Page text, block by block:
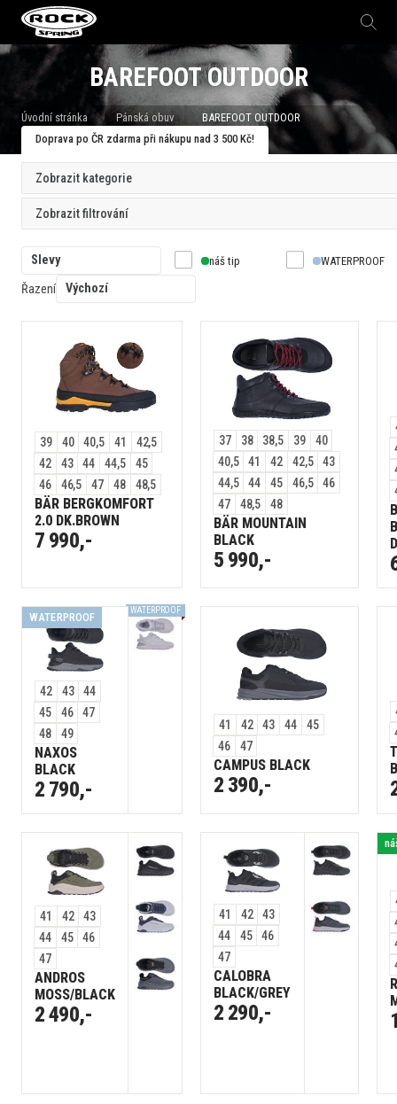
BAREFOOT OUTDOOR
Úvodní stránka Pánská obuv
BAREFOOT OUTDOOR
Doprava po ČR zdarma při nákupu nad 3 500 Kč!
Slevy náš tip WATERPROOF
Řazení Výchozí
39 40 40,5 41
42,5
42
43 44 44,5
45
46
46,5 47 48 48,5
BÄR BERGKOMFORT
2.0 DK.BROWN
7 990,-
37 38 38,5 39
40
40,5
41 42 42,5
43
44,5
44 45 46,5
46
47
48,5 48
BÄR MOUNTAIN
BLACK
5 990,-
WATERPROOF
42 43
44
45
46
47
48
49
NAXOS
BLACK
2 790,-
WATERPROOF
41 42 43 44
45
46
47
CAMPUS BLACK
2 390,-
41 42
43
44
45
46
47
ANDROS
MOSS/BLACK
2 490,-
41 42
43
44
45
46
47
CALOBRA
BLACK/GREY
2 290,-
Zobrazit kategorie
Zobrazit filtrování